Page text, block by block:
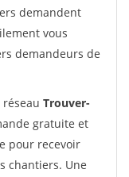
demandent
vous
demandeurs de
Trouver-
gratuite et
pour recevoir
chantiers. Une